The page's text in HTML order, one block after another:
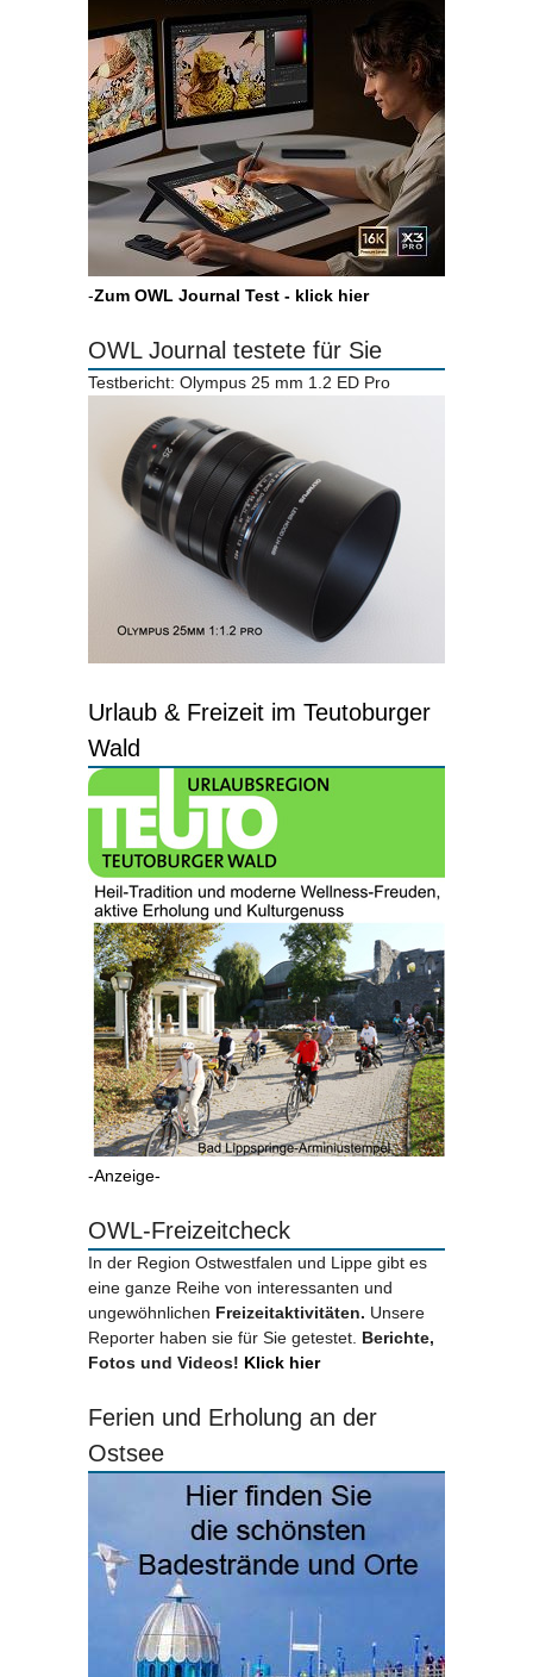
-Zum OWL Journal Test - klick hier
OWL Journal testete für Sie
Testbericht: Olympus 25 mm 1.2 ED Pro
Urlaub & Freizeit im Teutoburger
Wald
-Anzeige-
OWL-Freizeitcheck
In der Region Ostwestfalen und Lippe gibt es
eine ganze Reihe von interessanten und
ungewöhnlichen Freizeitaktivitäten. Unsere
Reporter haben sie für Sie getestet. Berichte,
Fotos und Videos! Klick hier
Ferien und Erholung an der
Ostsee